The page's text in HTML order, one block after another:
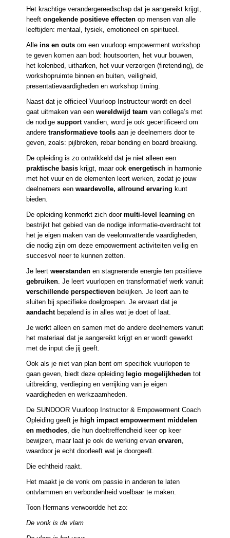
Het krachtige verandergereedschap dat je aangereikt krijgt,
heeft ongekende positieve effecten op mensen van alle
leeftijden: mentaal, fysiek, emotioneel en spiritueel.
Alle ins en outs om een vuurloop empowerment workshop
te geven komen aan bod: houtsoorten, het vuur bouwen,
het kolenbed, uitharken, het vuur verzorgen (firetending), de
workshopruimte binnen en buiten, veiligheid,
presentatievaardigheden en workshop timing.
Naast dat je officieel Vuurloop Instructeur wordt en deel
gaat uitmaken van een wereldwijd team van collega’s met
de nodige supportvandien, word je ook gecertificeerd om
andere transformatieve tools aan je deelnemers door te
geven, zoals: pijlbreken, rebar bending en board breaking.
De opleiding is zo ontwikkeld dat je niet alleen een
praktische basis krijgt, maar ook energetisch in harmonie
met het vuur en de elementen leert werken, zodat je jouw
deelnemers een waardevolle, allround ervaring kunt
bieden.
De opleiding kenmerkt zich door multi-level learning en
bestrijkt het gebied van de nodige informatie-overdracht tot
het je eigen maken van de veelomvattende vaardigheden,
die nodig zijn om deze empowerment activiteiten veilig en
succesvol neer te kunnen zetten.
Je leert weerstanden en stagnerende energie ten positieve
gebruiken. Je leert vuurlopen en transformatief werk vanuit
verschillende perspectieven bekijken. Je leert aan te
sluiten bij specifieke doelgroepen. Je ervaart dat je
aandachtbepalend is in alles wat je doet of laat.
Je werkt alleen en samen met de andere deelnemers vanuit
het materiaal dat je aangereikt krijgt en er wordt gewerkt
met de input die jij geeft.
Ook als je niet van plan bent om specifiek vuurlopen te
gaan geven, biedt deze opleiding legio mogelijkheden tot
uitbreiding, verdieping en verrijking van je eigen
vaardigheden en werkzaamheden.
De SUNDOOR Vuurloop Instructor & Empowerment Coach
Opleiding geeft je high impact empowerment middelen
en methodes, die hun doeltreffendheid keer op keer
bewijzen, maar laat je ook de werking ervan ervaren,
waardoor je echt doorleeft wat je doorgeeft.
Die echtheid raakt.
Het maakt je de vonk om passie in anderen te laten
ontvlammen en verbondenheid voelbaar te maken.
Toon Hermans verwoordde het zo:
De vonk is de vlam